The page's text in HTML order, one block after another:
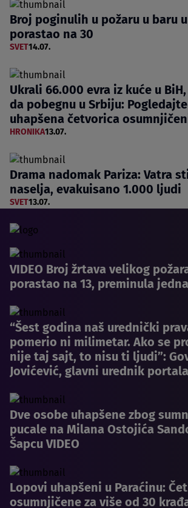
Broj poginulih u požaru u baru
porastao na 30
SVET14.07.
Ukrali 66.000 evra iz kuće u
da pobegnu u Srbiju:
uhapšena četvorica
HRONIKA13.07.
Drama nadomak Pariza: Vatra
naselja, evakuisano 1.000 ljudi
SVET13.07.
VIDEO Broj žrtava velikog
porastao na 13, preminula
“Šest godina naš urednički
pomerio ni milimetar. Ako se
nije taj sajt, to nisu ti ljudi”:
Jovićević, glavni urednik
Dve osobe uhapšene zbog
pucale na Milana Ostojića
Šapcu VIDEO
Lopovi uhapšeni u Paraćinu:
osumnjičene za više od 30